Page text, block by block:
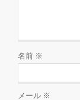
名前 ※
メール ※